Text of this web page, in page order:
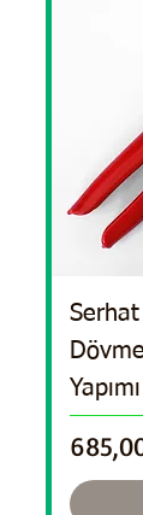
Serhat
Precio